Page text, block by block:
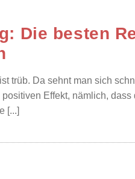
Die besten
trüb. Da sehnt man sich
Effekt, nämlich,
[...]